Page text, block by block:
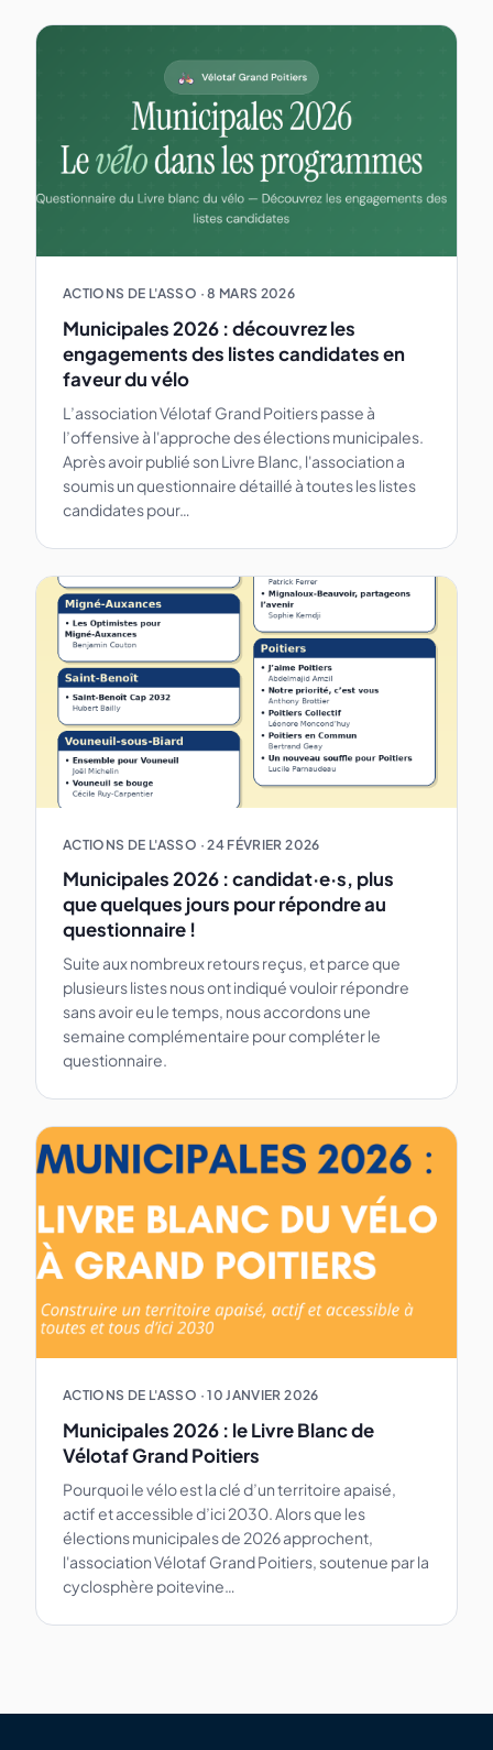
ACTIONS DE L'ASSO ·8 MARS 2026
Municipales 2026 : découvrez les
engagements des listes candidates en
faveur du vélo
L’association Vélotaf Grand Poitiers passe à
l’offensive à l'approche des élections municipales.
Après avoir publié son Livre Blanc, l'association a
soumis un questionnaire détaillé à toutes les listes
candidates pour…
ACTIONS DE L'ASSO ·24 FÉVRIER 2026
Municipales 2026 : candidat·e·s, plus
que quelques jours pour répondre au
questionnaire !
Suite aux nombreux retours reçus, et parce que
plusieurs listes nous ont indiqué vouloir répondre
sans avoir eu le temps, nous accordons une
semaine complémentaire pour compléter le
questionnaire.
ACTIONS DE L'ASSO ·10 JANVIER 2026
Municipales 2026 : le Livre Blanc de
Vélotaf Grand Poitiers
Pourquoi le vélo est la clé d’un territoire apaisé,
actif et accessible d’ici 2030. Alors que les
élections municipales de 2026 approchent,
l'association Vélotaf Grand Poitiers, soutenue par la
cyclosphère poitevine…